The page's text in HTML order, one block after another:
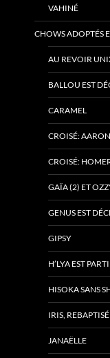
VAHINÉ
CHOWS ADOPTÉS
AU REVOIR
BALLOU EST
CARAMEL
CROISÉ: AARON
CROISÉ:
GAÏA (2) ET
GENUS EST
GIPSY
H’LYA EST
HISOKA SANS
IRIS,
JANAËLLE